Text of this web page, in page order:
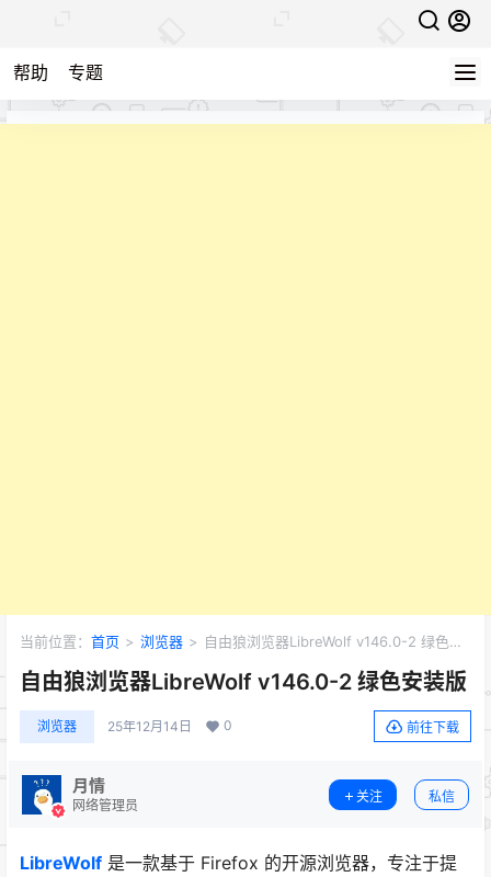
帮助 专题
当前位置： 首页 > 浏览器 > 自由狼浏览器LibreWolf v146.0-2 绿色安
自由狼浏览器LibreWolf v146.0-2 绿色安装版
浏览器 25年12月14日 0 前往下载
月情
网络管理员
关注 私信
LibreWolf 是一款基于 Firefox 的开源浏览器，专注于提